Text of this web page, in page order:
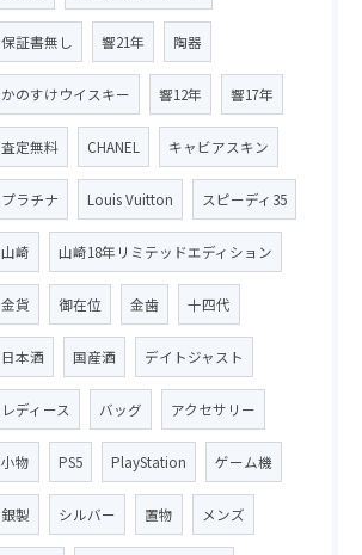
保証書無し 響21年 陶器
かのすけウイスキー 響12年 響17年
査定無料 CHANEL キャビアスキン
プラチナ Louis Vuitton スピーディ35
山崎 山崎18年リミテッドエディション
金貨 御在位 金歯 十四代
日本酒 国産酒 デイトジャスト
レディース バッグ アクセサリー
小物 PS5 PlayStation ゲーム機
銀製 シルバー 置物 メンズ